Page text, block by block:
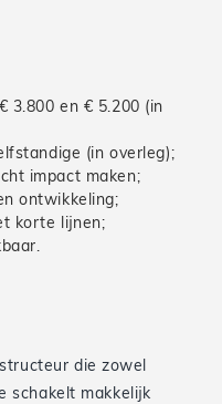
3.800 en € 5.200 (in
(in overleg);
impact maken;
ontwikkeling;
korte lijnen;
die zowel
schakelt makkelijk